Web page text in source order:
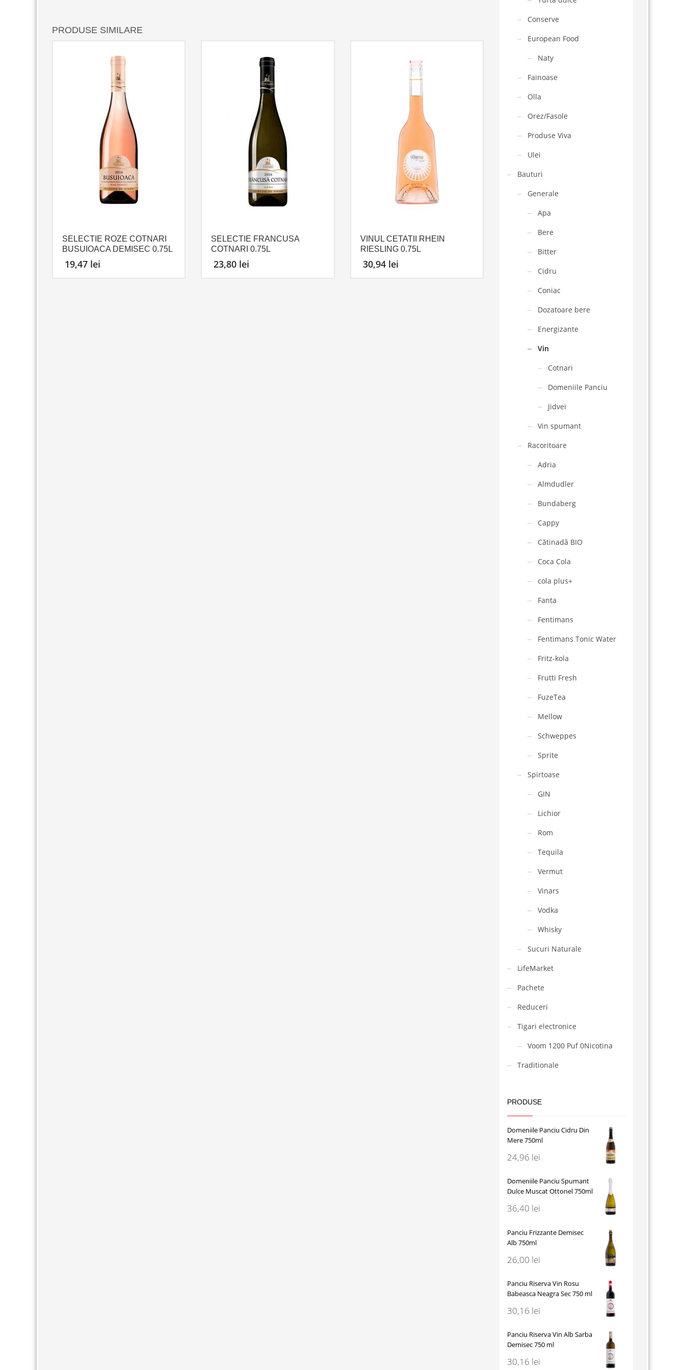
PRODUSE SIMILARE
SELECTIE ROZE COTNARI
BUSUIOACA DEMISEC 0.75L
19,47 lei
SELECTIE FRANCUSA
COTNARI 0.75L
23,80 lei
VINUL CETATII RHEIN
RIESLING 0.75L
30,94 lei
Conserve
European Food
Naty
Fainoase
Olla
Orez/Fasole
Produse Viva
Ulei
Bauturi
Generale
Apa
Bere
Bitter
Cidru
Coniac
Dozatoare bere
Energizante
Vin
Cotnari
Domeniile Panciu
Jidvei
Vin spumant
Racoritoare
Adria
Almdudler
Bundaberg
Cappy
Cătinadă BIO
Coca Cola
cola plus+
Fanta
Fentimans
Fentimans Tonic Water
Fritz-kola
Frutti Fresh
FuzeTea
Mellow
Schweppes
Sprite
Spirtoase
GIN
Lichior
Rom
Tequila
Vermut
Vinars
Vodka
Whisky
Sucuri Naturale
LifeMarket
Pachete
Reduceri
Tigari electronice
Voom 1200 Puf 0Nicotina
Traditionale
PRODUSE
Domeniile Panciu Cidru Din
Mere 750ml
24,96 lei
Domeniile Panciu Spumant
Dulce Muscat Ottonel 750ml
36,40 lei
Panciu Frizzante Demisec
Alb 750ml
26,00 lei
Panciu Riserva Vin Rosu
Babeasca Neagra Sec 750 ml
30,16 lei
Panciu Riserva Vin Alb Sarba
Demisec 750 ml
30,16 lei